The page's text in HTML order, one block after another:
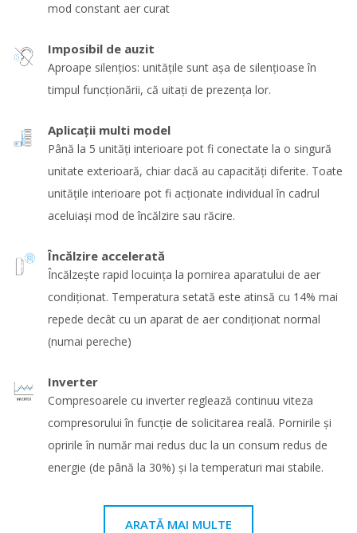
mod constant aer curat
Imposibil de auzit
Aproape silențios: unitățile sunt așa de silențioase în
timpul funcționării, că uitați de prezența lor.
Aplicaţii multi model
Până la 5 unităţi interioare pot fi conectate la o singură
unitate exterioară, chiar dacă au capacităţi diferite. Toate
unităţile interioare pot fi acţionate individual în cadrul
aceluiaşi mod de încălzire sau răcire.
Încălzire accelerată
Încălzește rapid locuința la pornirea aparatului de aer
condiționat. Temperatura setată este atinsă cu 14% mai
repede decât cu un aparat de aer condiționat normal
(numai pereche)
Inverter
Compresoarele cu inverter reglează continuu viteza
compresorului în funcţie de solicitarea reală. Pornirile şi
opririle în număr mai redus duc la un consum redus de
energie (de până la 30%) şi la temperaturi mai stabile.
ARATĂ MAI MULTE